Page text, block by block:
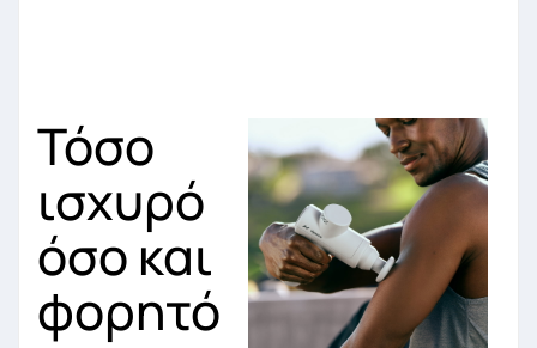
Τόσο
ισχυρό
όσο και
φορητό